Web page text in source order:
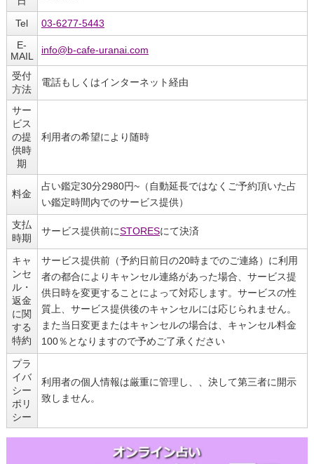
Tel
03-6277-5443
E-
MAIL
info@b-cafe-uranai.com
受付
方法
電話もしくはインターネット経由
サー
ビス
の提
供時
期
利用者の希望により随時
料金
占い鑑定30分2980円~（自動延長ではなくご予約頂いた占
い鑑定時間内でのサービス提供）
支払
時期
サービス提供前にSTORESにて決済
キャ
ンセ
ル・
返金
に関
する
特約
サービス提供前（予約日前日の20時までのご連絡）に利用
者の都合によりキャンセル連絡があった場合、サービス提
供日時を変更することによって対応します。サービスの性
質上、サービス提供後のキャンセルには応じられません。
また当日変更またはキャンセルの場合は、キャンセル料金
100％となりますので予めご了承ください
プラ
イバ
シー
ポリ
シー
利用者の個人情報は厳重に管理し、、決して第三者に開示
致しません。